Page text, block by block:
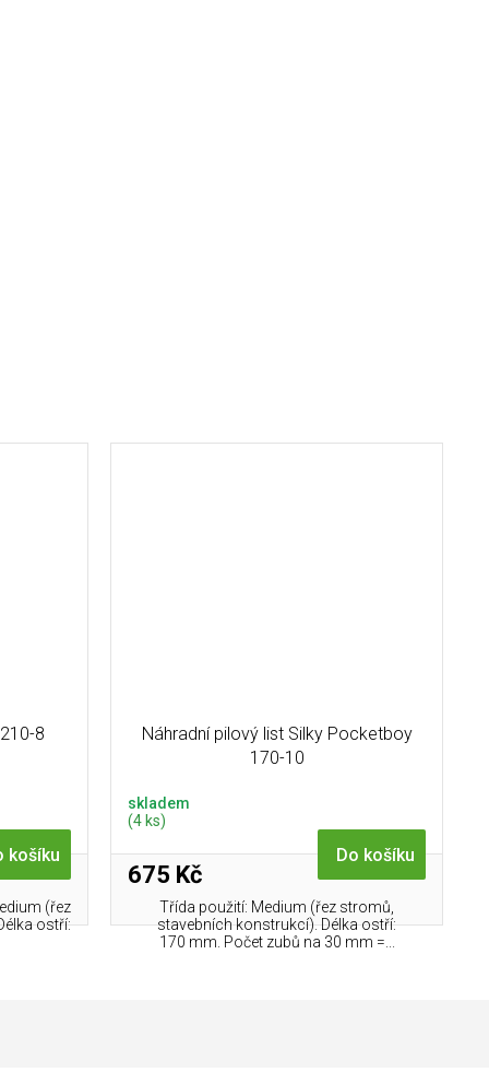
8
košíku
(řez
ostří:
Náhradní pilový list Silky Pocketboy
170-10
skladem
(4 ks)
675 Kč
Do košíku
Třída použití: Medium (řez stromů,
stavebních konstrukcí). Délka ostří:
170 mm. Počet zubů na 30 mm =...